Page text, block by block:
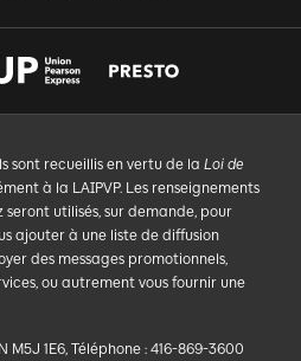
sont recueillis en vertu de la Loi de
à la LAIPVP. Les renseignements
seront utilisés, sur demande, pour
ajouter à une liste de diffusion
des messages promotionnels,
ou autrement vous fournir une
M5J 1E6, Téléphone : 416-869-3600